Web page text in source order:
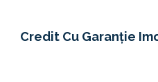
Credit Cu Garanție